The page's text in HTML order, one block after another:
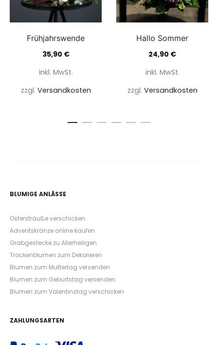
Frühjahrswende
35,90 €
inkl. MwSt.
zzgl. Versandkosten
Hallo Sommer
24,90 €
inkl. MwSt.
zzgl. Versandkosten
BLUMIGE ANLÄSSE
Ostersträuße verschicken
Adventskränze online kaufen
Grabgestecke zu Allerheiligen
Trockenblumen zum Dekorieren
Blumen zum Muttertag versenden
Blumen zum Geburtstag versenden
Blumen zum Valentinstag verschicken
ZAHLUNGSARTEN